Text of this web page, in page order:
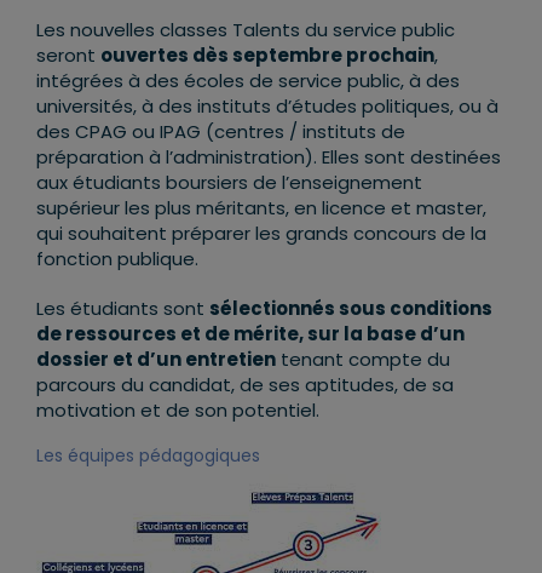
Les nouvelles classes Talents du service public
seront ouvertes dès septembre prochain,
intégrées à des écoles de service public, à des
universités, à des instituts d’études politiques, ou à
des CPAG ou IPAG (centres / instituts de
préparation à l’administration). Elles sont destinées
aux étudiants boursiers de l’enseignement
supérieur les plus méritants, en licence et master,
qui souhaitent préparer les grands concours de la
fonction publique.
Les étudiants sont sélectionnés sous conditions
de ressources et de mérite, sur la base d’un
dossier et d’un entretien tenant compte du
parcours du candidat, de ses aptitudes, de sa
motivation et de son potentiel.
Les équipes pédagogiques